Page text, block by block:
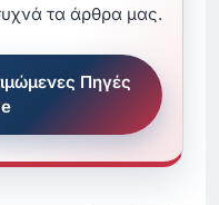
τα άρθρα μας.
Πηγές